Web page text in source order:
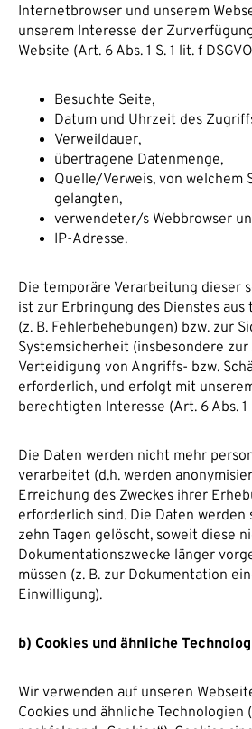
Internetbrowser und unserem
unserem Interesse der
Website (Art. 6 Abs. 1 S. 1 lit. f
Besuchte Seite,
Datum und Uhrzeit des
Verweildauer,
übertragene Datenmenge,
Quelle/Verweis, von welchem
gelangten,
verwendeter/s Webbrowser
IP-Adresse.
Die temporäre Verarbeitung dieser
ist zur Erbringung des Dienstes aus
(z. B. Fehlerbehebungen) bzw. zur
Systemsicherheit (insbesondere zur
Verteidigung von Angriffs- bzw.
erforderlich, und erfolgt mit
berechtigten Interesse (Art. 6 Abs. 1
Die Daten werden nicht mehr
verarbeitet (d.h. werden
Erreichung des Zweckes ihrer
erforderlich sind. Die Daten werden
zehn Tagen gelöscht, soweit diese
Dokumentationszwecke länger
müssen (z. B. zur Dokumentation
Einwilligung).
b) Cookies und ähnliche
Wir verwenden auf unseren
Cookies und ähnliche Technologien